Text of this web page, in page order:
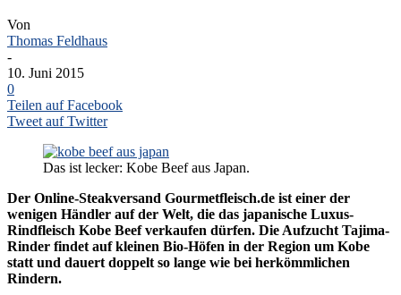
Von
Thomas Feldhaus
-
10. Juni 2015
0
Teilen auf Facebook
Tweet auf Twitter
Das ist lecker: Kobe Beef aus Japan.
Der Online-Steakversand Gourmetfleisch.de ist einer der
wenigen Händler auf der Welt, die das japanische Luxus-
Rindfleisch Kobe Beef verkaufen dürfen. Die Aufzucht Tajima-
Rinder findet auf kleinen Bio-Höfen in der Region um Kobe
statt und dauert doppelt so lange wie bei herkömmlichen
Rindern.